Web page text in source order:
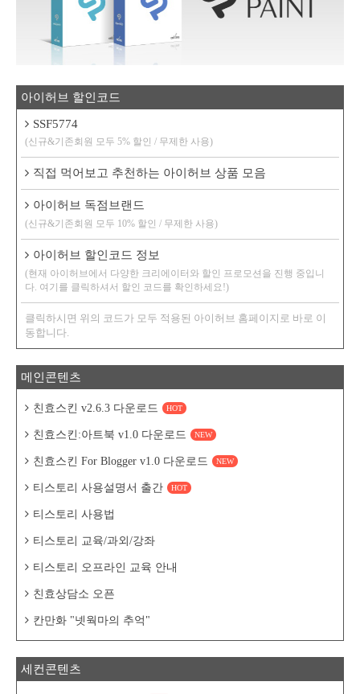
아이허브 할인코드
SSF5774
(신규&기존회원 모두 5% 할인 / 무제한 사용)
직접 먹어보고 추천하는 아이허브 상품 모음
아이허브 독점브랜드
(신규&기존회원 모두 10% 할인 / 무제한 사용)
아이허브 할인코드 정보
(현재 아이허브에서 다양한 크리에이터와 할인 프로모션을 진행 중입니
다. 여기를 클릭하셔서 할인 코드를 확인하세요!)
클릭하시면 위의 코드가 모두 적용된 아이허브 홈페이지로 바로 이
동합니다.
메인콘텐츠
친효스킨 v2.6.3 다운로드 HOT
친효스킨:아트북 v1.0 다운로드 NEW
친효스킨 For Blogger v1.0 다운로드 NEW
티스토리 사용설명서 출간 HOT
티스토리 사용법
티스토리 교육/과외/강좌
티스토리 오프라인 교육 안내
친효상담소 오픈
칸만화 "넷웍마의 추억"
세컨콘텐츠